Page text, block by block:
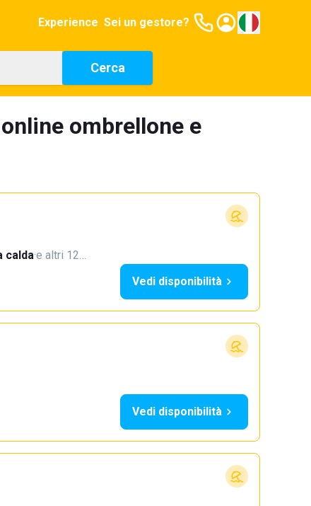
Experience Sei un gestore?
Cerca
ombrellone e
calda·e altri 12…
Vedi disponibilità
Vedi disponibilità